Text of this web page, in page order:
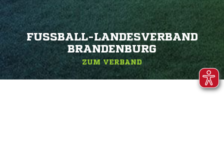
FUSSBALL-LANDESVERBAND B
RANDENBURG
ZUM VERBAND